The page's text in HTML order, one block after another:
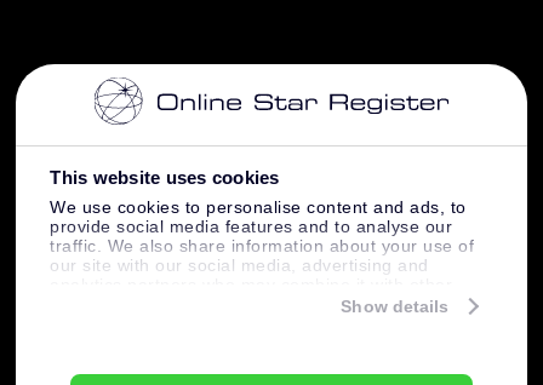
This website uses cookies
We use cookies to personalise content and ads, to
provide social media features and to analyse our
traffic. We also share information about your use of
our site with our social media, advertising and
information that you’ve provided to them or that
Show details